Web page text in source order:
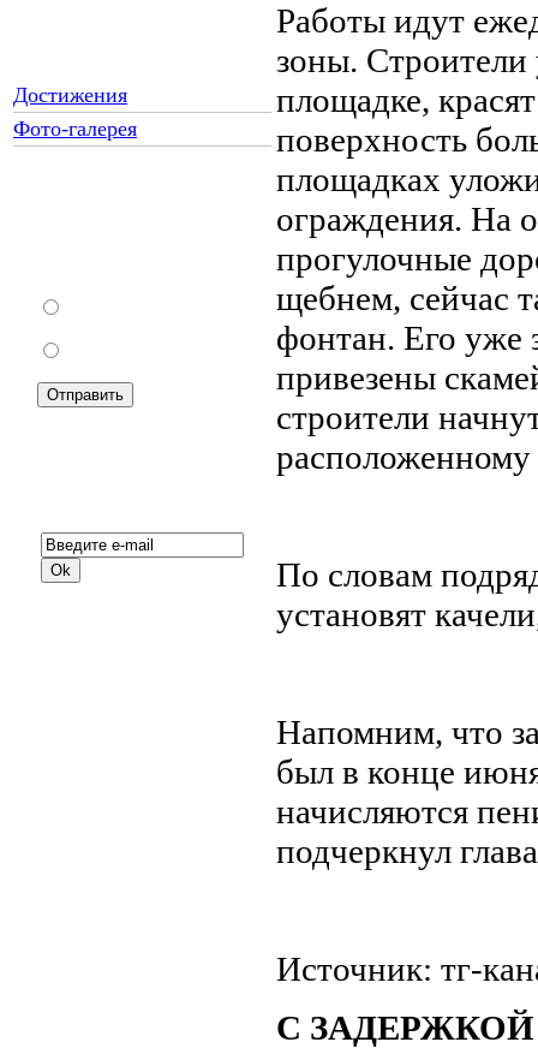
Достижения
Фото-галерея
Работы идут
зоны. Строители
площадке,
поверхность
площадках
ограждения. На
прогулочные
щебнем, сейчас
фонтан. Его уже
привезены
строители
По словам
установят
Напомним, что
был в конце
начисляются
подчеркнул
Источник: тг-
С